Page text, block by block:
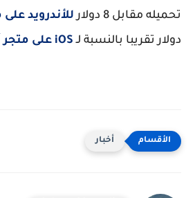
تحميله مقابل 8 دولار
للأندرويد
دولار تقريبا بالنسبة لـ
iOS على متجر آبل
أخبار